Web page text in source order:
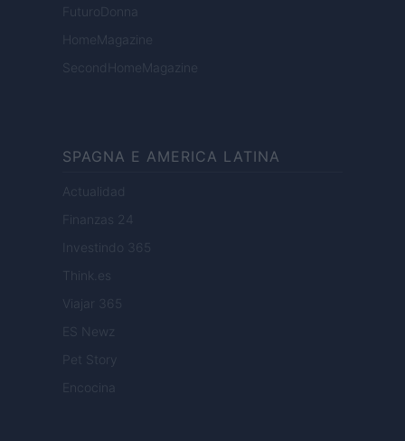
FuturoDonna
HomeMagazine
SecondHomeMagazine
SPAGNA E AMERICA LATINA
Actualidad
Finanzas 24
Investindo 365
Think.es
Viajar 365
ES Newz
Pet Story
Encocina